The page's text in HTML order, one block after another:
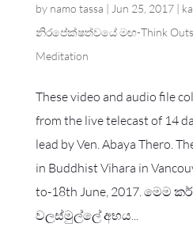
by namo tassa | Jun 25, 2017|
නිරපේක්ෂත්වයේ මඟ-Think
Meditation
These video and audio file
from the live telecast of 14
lead by Ven. Abaya Thero.
in Buddhist Vihara in
to-18th June, 2017. මෙම
වලස්මුල්ලේ අභය...